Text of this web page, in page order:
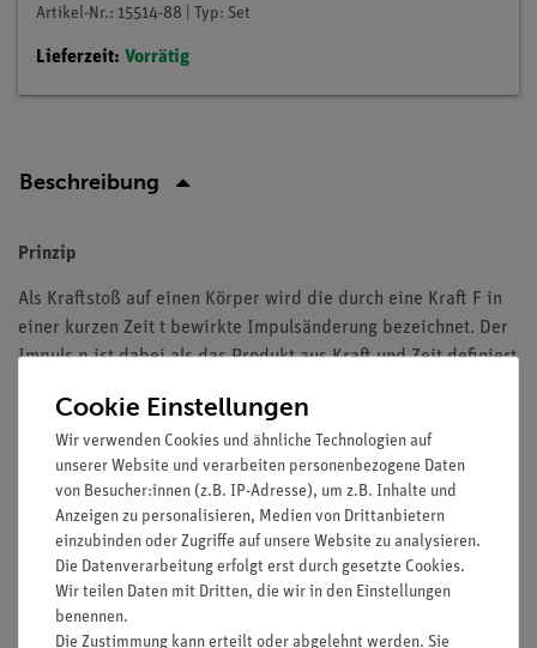
Artikel-Nr.: 15514-88 | Typ: Set
Lieferzeit: Vorrätig
Beschreibung
Prinzip
Als Kraftstoß auf einen Körper wird die durch eine Kraft F in
einer kurzen Zeit t bewirkte Impulsänderung bezeichnet. Der
Impulspist dabei als das Produkt aus Kraft und Zeit defi­niert
Stoß elastisch ist, er­hal­ten. Dies bedeutet, dass in einem
geschlossenen System aus verschiedenen Körpern letztere
zwar Impuls übertragen oder aufnehmen können, der
Gesamtimpuls des Systems aber zeitlich und betragsmäßig
konstant und die Energie somit eine Erhaltungsgröße ist.
Vorteile
Exaktere Ergebnisse durch reibungsarm Messungen:
Cookie Einstellungen
Wir verwenden Cookies und ähnliche Technologien auf
unserer Website und verarbeiten personenbezogene Daten
von Besucher:innen (z.B. IP-Adresse), um z.B. Inhalte und
Anzeigen zu personalisieren, Medien von Drittanbietern
einzubinden oder Zugriffe auf unsere Website zu analysieren.
Die Datenverarbeitung erfolgt erst durch gesetzte Cookies.
Wir teilen Daten mit Dritten, die wir in den Einstellungen
benennen.
Die Zustimmung kann erteilt oder abgelehnt werden. Sie